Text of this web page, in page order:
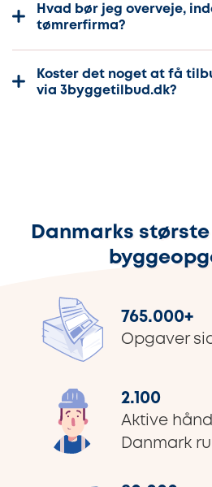
Hvad bør jeg overveje,
tømrerfirma?
Koster det noget at få
via 3byggetilbud.dk?
Danmarks
765.000+
Opgaver
2.100
Aktive
Danmark